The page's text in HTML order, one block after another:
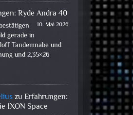
Ryde Andra 40
10. Mai 2026
gerade in
Tandemnabe und
und 2,35×26
zuErfahrungen:
IXON Space